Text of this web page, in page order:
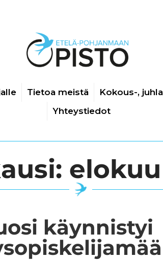
Tietoa meistä Kokous-,
Yhteystiedot
käynnistyi